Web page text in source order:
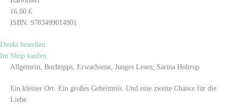
16,00 €
ISBN: 9783499014901
Direkt bestellen
Im Shop kaufen
Allgemein, Buchtipps, Erwachsene, Junges Lesen, Sarina Holtrup
Ein kleiner Ort. Ein großes Geheimnis. Und eine zweite Chance für die
Liebe.